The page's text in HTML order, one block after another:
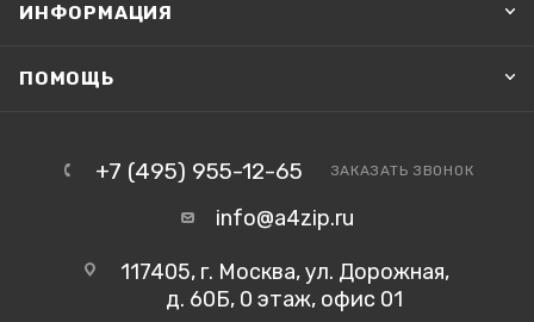
ИНФОРМАЦИЯ
ПОМОЩЬ
+7 (495) 955-12-65 ЗАКАЗАТЬ ЗВОНОК
info@a4zip.ru
117405, г. Москва, ул. Дорожная,
д. 60Б, 0 этаж, офис 01